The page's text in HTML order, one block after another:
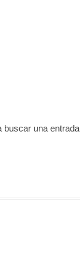
buscar una entrada